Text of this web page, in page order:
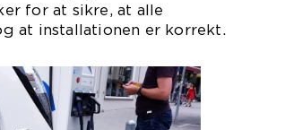
for at sikre, at alle
at installationen er korrekt.